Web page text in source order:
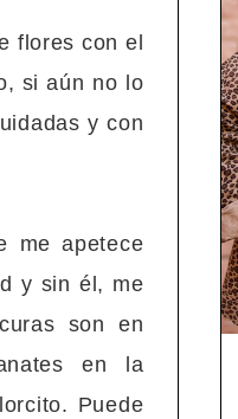
flores con el
si aún no lo
y con
me apetece
y sin él, me
son en
en la
Puede